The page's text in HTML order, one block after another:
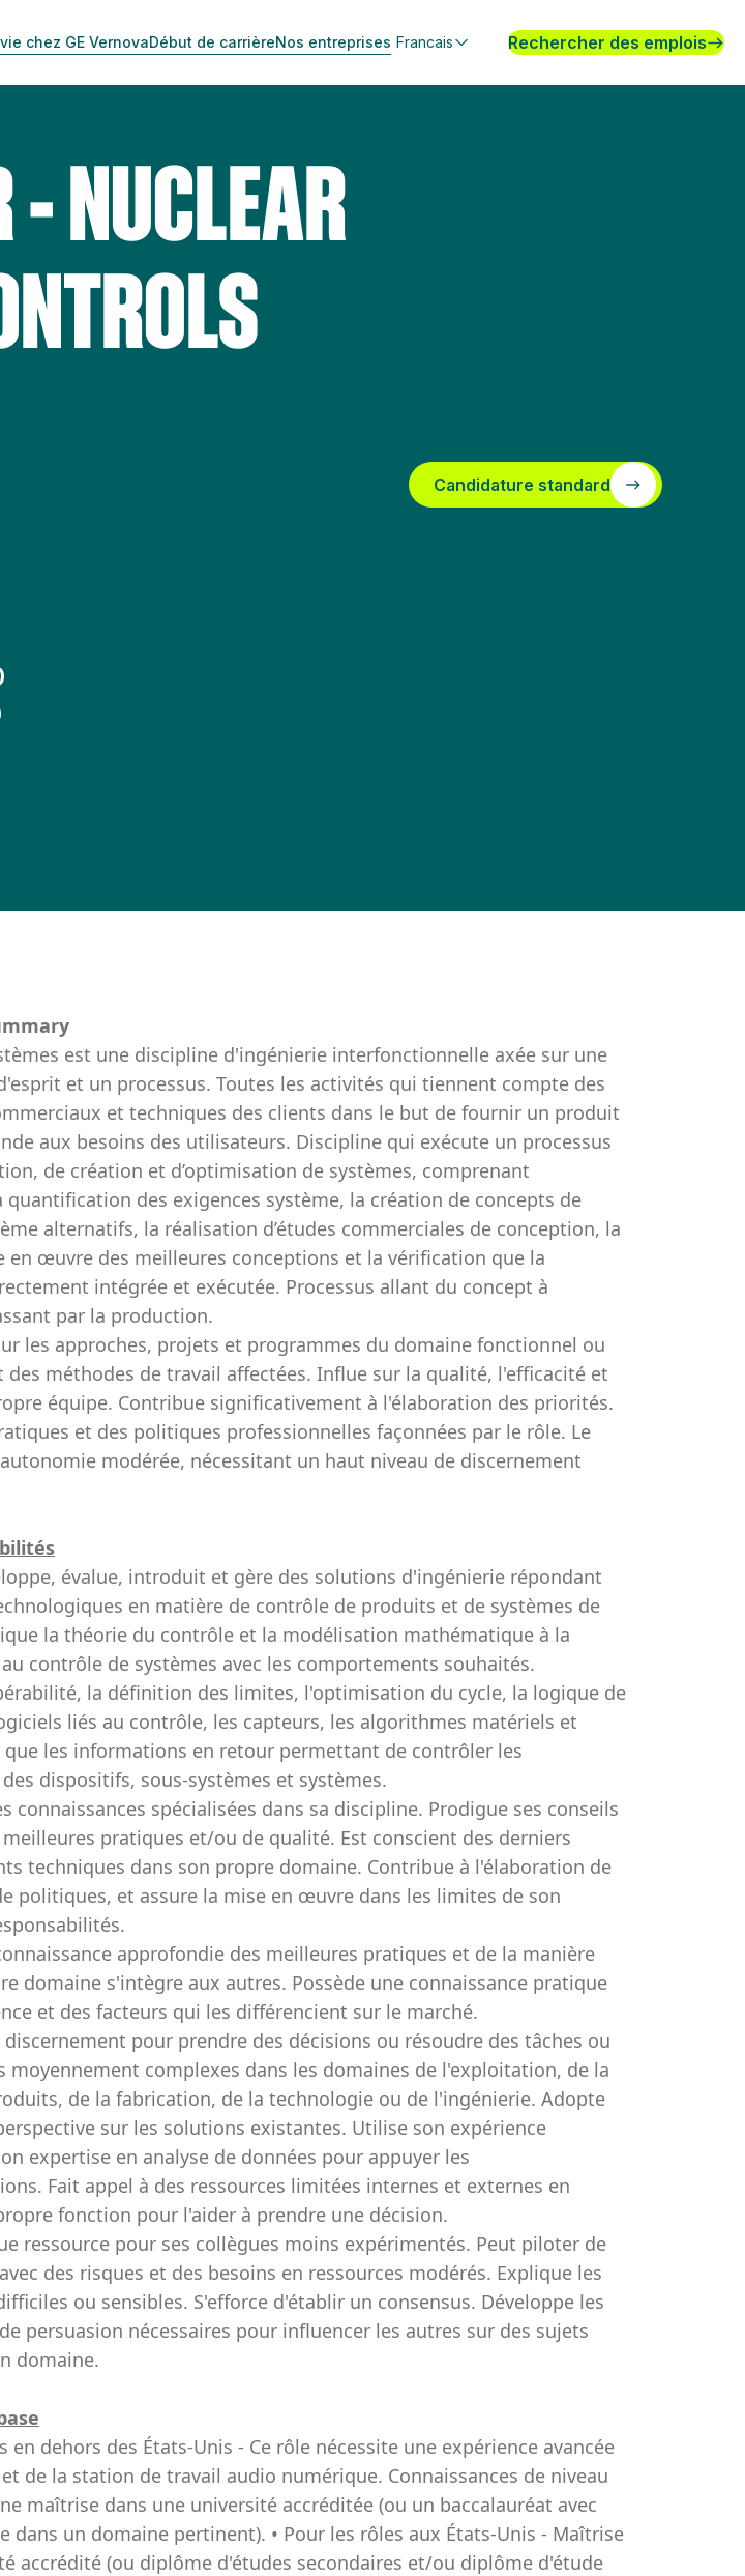
chez GE VernovaDébut de carrièreNos entreprises Francais Rechercher des emplois
- NUCLEAR
Candidature standard
est une discipline d'ingénierie interfonctionnelle axée sur une
et un processus. Toutes les activités qui tiennent compte des
et techniques des clients dans le but de fournir un produit
aux besoins des utilisateurs. Discipline qui exécute un processus
de création et d’optimisation de systèmes, comprenant
quantification des exigences système, la création de concepts de
alternatifs, la réalisation d’études commerciales de conception, la
en œuvre des meilleures conceptions et la vérification que la
intégrée et exécutée. Processus allant du concept à
par la production.
les approches, projets et programmes du domaine fonctionnel ou
des méthodes de travail affectées. Influe sur la qualité, l'efficacité et
équipe. Contribue significativement à l'élaboration des priorités.
et des politiques professionnelles façonnées par le rôle. Le
modérée, nécessitant un haut niveau de discernement
évalue, introduit et gère des solutions d'ingénierie répondant
en matière de contrôle de produits et de systèmes de
la théorie du contrôle et la modélisation mathématique à la
contrôle de systèmes avec les comportements souhaités.
la définition des limites, l'optimisation du cycle, la logique de
liés au contrôle, les capteurs, les algorithmes matériels et
que les informations en retour permettant de contrôler les
dispositifs, sous-systèmes et systèmes.
connaissances spécialisées dans sa discipline. Prodigue ses conseils
pratiques et/ou de qualité. Est conscient des derniers
techniques dans son propre domaine. Contribue à l'élaboration de
politiques, et assure la mise en œuvre dans les limites de son
approfondie des meilleures pratiques et de la manière
domaine s'intègre aux autres. Possède une connaissance pratique
et des facteurs qui les différencient sur le marché.
discernement pour prendre des décisions ou résoudre des tâches ou
moyennement complexes dans les domaines de l'exploitation, de la
de la fabrication, de la technologie ou de l'ingénierie. Adopte
sur les solutions existantes. Utilise son expérience
expertise en analyse de données pour appuyer les
Fait appel à des ressources limitées internes et externes en
fonction pour l'aider à prendre une décision.
ressource pour ses collègues moins expérimentés. Peut piloter de
des risques et des besoins en ressources modérés. Explique les
ou sensibles. S'efforce d'établir un consensus. Développe les
persuasion nécessaires pour influencer les autres sur des sujets
domaine.
en dehors des États-Unis - Ce rôle nécessite une expérience avancée
de la station de travail audio numérique. Connaissances de niveau
maîtrise dans une université accréditée (ou un baccalauréat avec
dans un domaine pertinent). • Pour les rôles aux États-Unis - Maîtrise
accrédité (ou diplôme d'études secondaires et/ou diplôme d'étude